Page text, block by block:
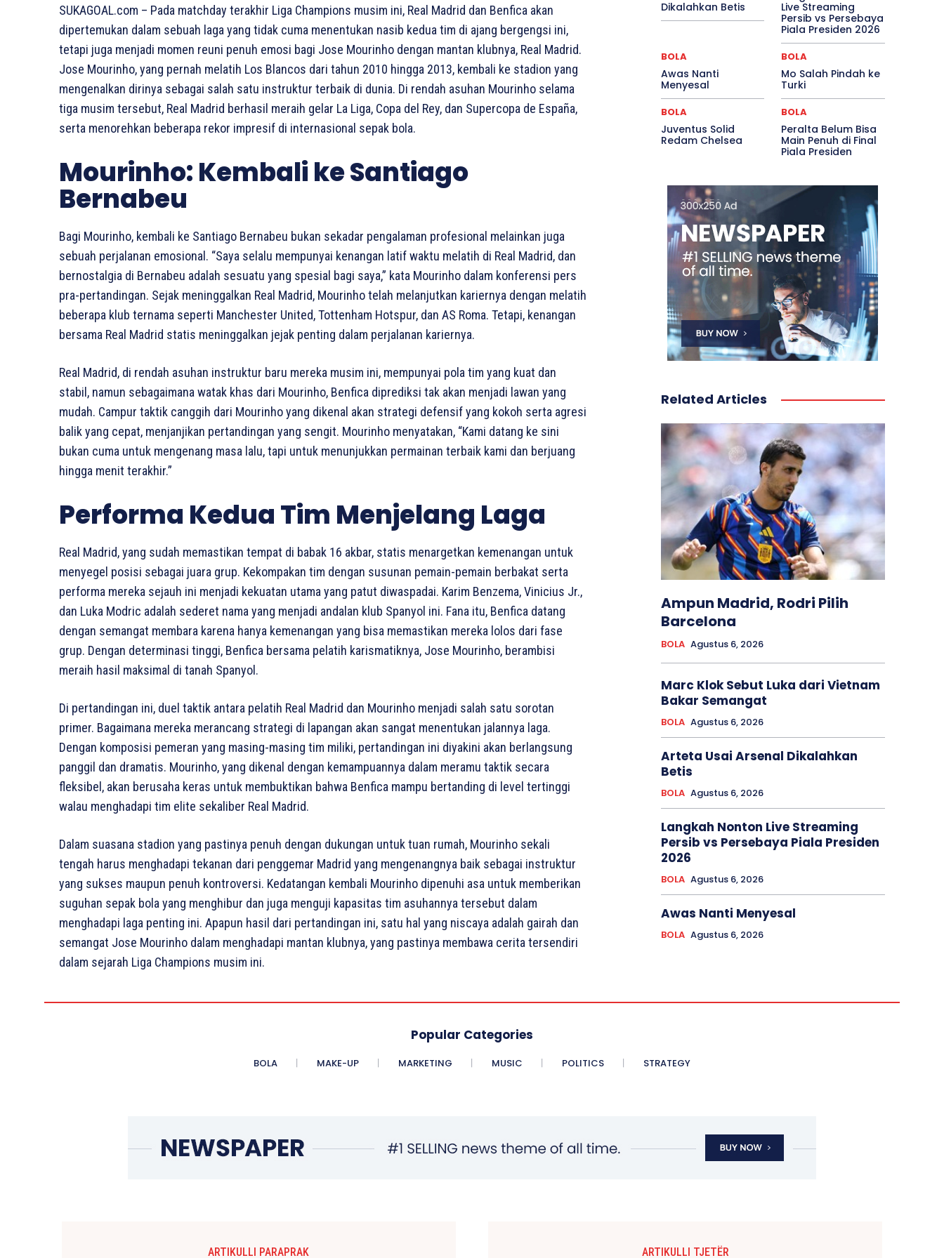
SUKAGOAL.com – Pada matchday terakhir Liga Champions musim ini, Real Madrid dan Benfica akan
dipertemukan dalam sebuah laga yang tidak cuma menentukan nasib kedua tim di ajang bergengsi ini,
tetapi juga menjadi momen reuni penuh emosi bagi Jose Mourinho dengan mantan klubnya, Real Madrid.
Jose Mourinho, yang pernah melatih Los Blancos dari tahun 2010 hingga 2013, kembali ke stadion yang
mengenalkan dirinya sebagai salah satu instruktur terbaik di dunia. Di rendah asuhan Mourinho selama
tiga musim tersebut, Real Madrid berhasil meraih gelar La Liga, Copa del Rey, dan Supercopa de España,
serta menorehkan beberapa rekor impresif di internasional sepak bola.
Mourinho: Kembali ke Santiago
Bernabeu
Bagi Mourinho, kembali ke Santiago Bernabeu bukan sekadar pengalaman profesional melainkan juga
sebuah perjalanan emosional. “Saya selalu mempunyai kenangan latif waktu melatih di Real Madrid, dan
bernostalgia di Bernabeu adalah sesuatu yang spesial bagi saya,” kata Mourinho dalam konferensi pers
pra-pertandingan. Sejak meninggalkan Real Madrid, Mourinho telah melanjutkan kariernya dengan melatih
beberapa klub ternama seperti Manchester United, Tottenham Hotspur, dan AS Roma. Tetapi, kenangan
bersama Real Madrid statis meninggalkan jejak penting dalam perjalanan kariernya.
Real Madrid, di rendah asuhan instruktur baru mereka musim ini, mempunyai pola tim yang kuat dan
stabil, namun sebagaimana watak khas dari Mourinho, Benfica diprediksi tak akan menjadi lawan yang
mudah. Campur taktik canggih dari Mourinho yang dikenal akan strategi defensif yang kokoh serta agresi
balik yang cepat, menjanjikan pertandingan yang sengit. Mourinho menyatakan, “Kami datang ke sini
bukan cuma untuk mengenang masa lalu, tapi untuk menunjukkan permainan terbaik kami dan berjuang
hingga menit terakhir.”
Performa Kedua Tim Menjelang Laga
Real Madrid, yang sudah memastikan tempat di babak 16 akbar, statis menargetkan kemenangan untuk
menyegel posisi sebagai juara grup. Kekompakan tim dengan susunan pemain-pemain berbakat serta
performa mereka sejauh ini menjadi kekuatan utama yang patut diwaspadai. Karim Benzema, Vinicius Jr.,
dan Luka Modric adalah sederet nama yang menjadi andalan klub Spanyol ini. Fana itu, Benfica datang
dengan semangat membara karena hanya kemenangan yang bisa memastikan mereka lolos dari fase
grup. Dengan determinasi tinggi, Benfica bersama pelatih karismatiknya, Jose Mourinho, berambisi
meraih hasil maksimal di tanah Spanyol.
Di pertandingan ini, duel taktik antara pelatih Real Madrid dan Mourinho menjadi salah satu sorotan
primer. Bagaimana mereka merancang strategi di lapangan akan sangat menentukan jalannya laga.
Dengan komposisi pemeran yang masing-masing tim miliki, pertandingan ini diyakini akan berlangsung
panggil dan dramatis. Mourinho, yang dikenal dengan kemampuannya dalam meramu taktik secara
fleksibel, akan berusaha keras untuk membuktikan bahwa Benfica mampu bertanding di level tertinggi
walau menghadapi tim elite sekaliber Real Madrid.
Dalam suasana stadion yang pastinya penuh dengan dukungan untuk tuan rumah, Mourinho sekali
tengah harus menghadapi tekanan dari penggemar Madrid yang mengenangnya baik sebagai instruktur
yang sukses maupun penuh kontroversi. Kedatangan kembali Mourinho dipenuhi asa untuk memberikan
suguhan sepak bola yang menghibur dan juga menguji kapasitas tim asuhannya tersebut dalam
menghadapi laga penting ini. Apapun hasil dari pertandingan ini, satu hal yang niscaya adalah gairah dan
semangat Jose Mourinho dalam menghadapi mantan klubnya, yang pastinya membawa cerita tersendiri
dalam sejarah Liga Champions musim ini.
Dikalahkan Betis
Live Streaming
Persib vs Persebaya
Piala Presiden 2026
BOLA
Awas Nanti
Menyesal
BOLA
Mo Salah Pindah ke
Turki
BOLA
Juventus Solid
Redam Chelsea
BOLA
Peralta Belum Bisa
Main Penuh di Final
Piala Presiden
Related Articles
Ampun Madrid, Rodri Pilih
Barcelona
BOLA Agustus 6, 2026
Marc Klok Sebut Luka dari Vietnam
Bakar Semangat
BOLA Agustus 6, 2026
Arteta Usai Arsenal Dikalahkan
Betis
BOLA Agustus 6, 2026
Langkah Nonton Live Streaming
Persib vs Persebaya Piala Presiden
2026
BOLA Agustus 6, 2026
Awas Nanti Menyesal
BOLA Agustus 6, 2026
Popular Categories
BOLA MAKE-UP MARKETING MUSIC POLITICS STRATEGY
ARTIKULLI PARAPRAK ARTIKULLI TJETËR